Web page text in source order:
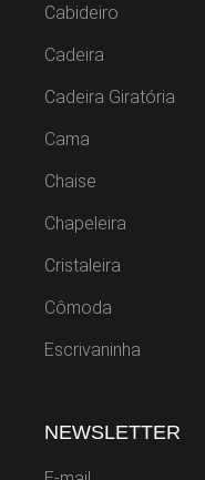
Cabideiro
Cadeira
Cadeira Giratória
Cama
Chaise
Chapeleira
Cristaleira
Cômoda
Escrivaninha
NEWSLETTER